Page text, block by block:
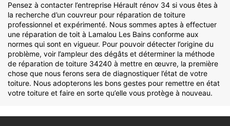
Pensez à contacter l’entreprise Hérault rénov 34 si vous êtes à
la recherche d’un couvreur pour réparation de toiture
professionnel et expérimenté. Nous sommes aptes à effectuer
une réparation de toit à Lamalou Les Bains conforme aux
normes qui sont en vigueur. Pour pouvoir détecter l’origine du
problème, voir l’ampleur des dégâts et déterminer la méthode
de réparation de toiture 34240 à mettre en œuvre, la première
chose que nous ferons sera de diagnostiquer l’état de votre
toiture. Nous adopterons les bons gestes pour remettre en état
votre toiture et faire en sorte qu’elle vous protège à nouveau.